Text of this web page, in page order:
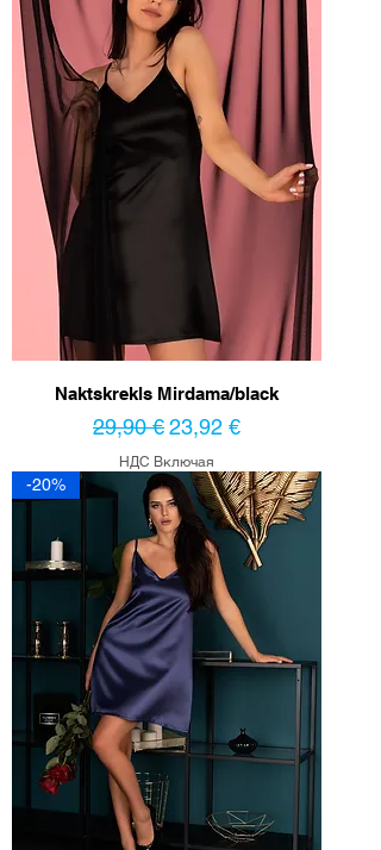
Naktskrekls Mirdama/black
Обычная цена
29,90 €Цена со скидкой
23,92 €
НДС Включая
-20%